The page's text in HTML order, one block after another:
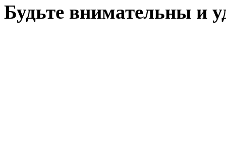
Будьте внимательны и